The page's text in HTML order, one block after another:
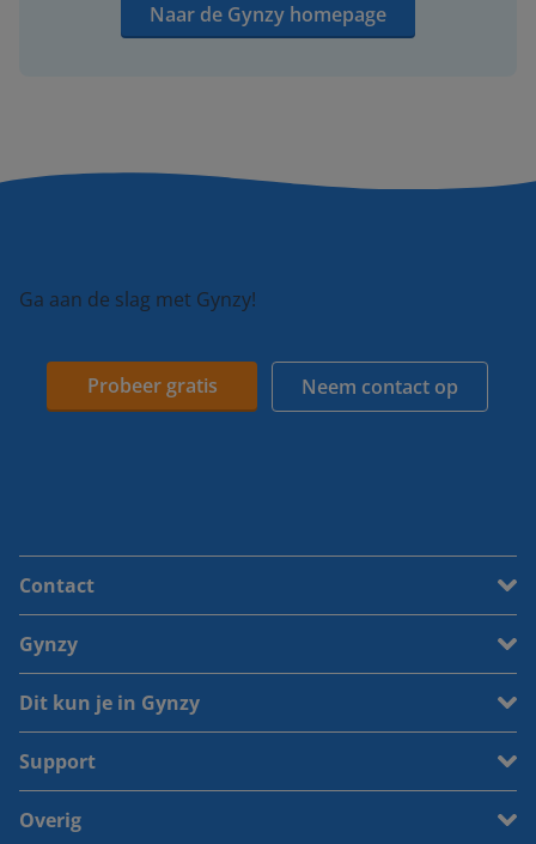
Naar de Gynzy homepage
Ga aan de slag met Gynzy!
Probeer gratis Neem contact op
Contact
Gynzy
Dit kun je in Gynzy
Support
Overig